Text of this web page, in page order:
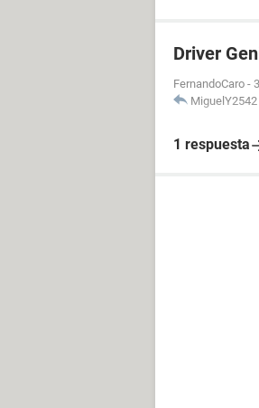
Driver
FernandoCaro -
MiguelY2542
1 respuesta